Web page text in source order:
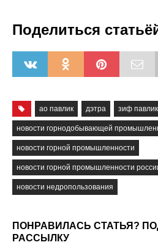
Поделиться
ао павлик дэтра зиф павлик
новости горнодобывающей
новости горной промышленности
новости горной промышленности
новости недропользования
ПОНРАВИЛАСЬ СТАТЬЯ?
РАССЫЛКУ